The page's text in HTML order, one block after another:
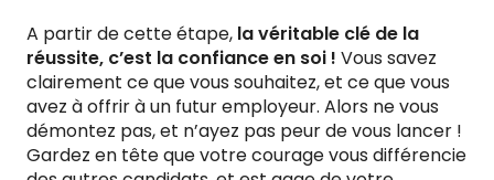
A partir de cette étape, la véritable clé de la
réussite, c’est la confiance en soi ! Vous savez
clairement ce que vous souhaitez, et ce que vous
avez à offrir à un futur employeur. Alors ne vous
démontez pas, et n’ayez pas peur de vous lancer !
Gardez en tête que votre courage vous différencie